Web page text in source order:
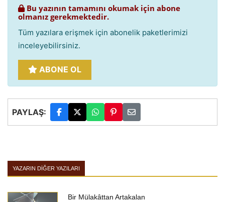
Bu yazının tamamını okumak için abone
olmanız gerekmektedir.
Tüm yazılara erişmek için abonelik paketlerimizi
inceleyebilirsiniz.
ABONE OL
PAYLAŞ:
YAZARIN DIĞER YAZILARI
Bir Mülakâttan Artakalan